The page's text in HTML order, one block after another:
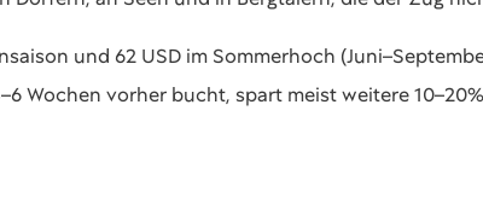
und 62 USD im Sommerhoch
Wochen vorher bucht, spart meist weitere